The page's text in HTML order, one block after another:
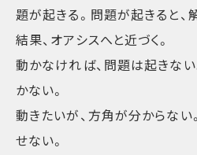
題が起きる。問題が起きると、
結果、オアシスへと近づく。
動かなければ、問題は起きない
かない。
動きたいが、方角が分からない
せない。